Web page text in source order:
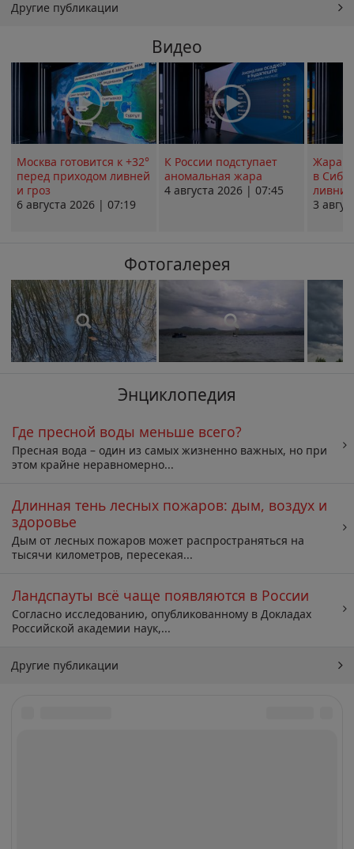
Другие публикации
Видео
Москва готовится к +32°
перед приходом ливней
и гроз
6 августа 2026 | 07:19
К России подступает
аномальная жара
4 августа 2026 | 07:45
Жара в
в
ливни
3
Фотогалерея
Энциклопедия
Где пресной воды меньше всего?
Пресная вода – один из самых жизненно важных, но при
этом крайне неравномерно...
Длинная тень лесных пожаров: дым, воздух и
здоровье
Дым от лесных пожаров может распространяться на
тысячи километров, пересекая...
Ландспауты всё чаще появляются в России
Согласно исследованию, опубликованному в Докладах
Российской академии наук,...
Другие публикации